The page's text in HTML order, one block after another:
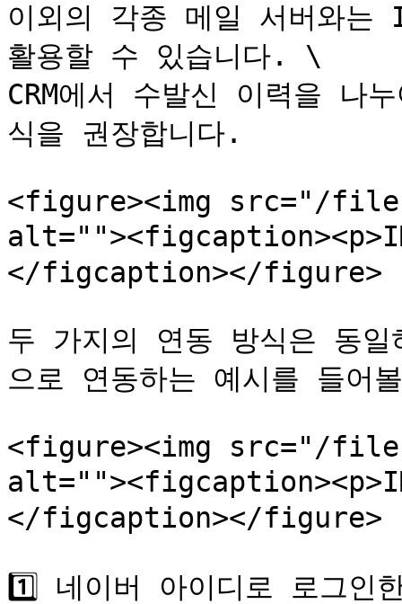
이외의 각종 메일 서버와는
활용할 수 있습니다. \
CRM에서 수발신 이력을 나
식을 권장합니다.
<figure><img src="/
</figcaption></figure>
두 가지의 연동 방식은 동
으로 연동하는 예시를 들어
<figure><img src="/files/
</figcaption></figure>
1️⃣ 네이버 아이디로 로그